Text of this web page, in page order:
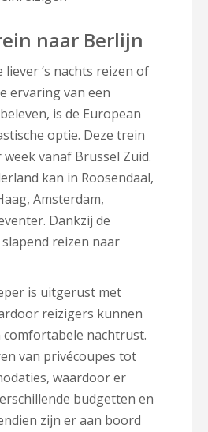
naar Berlijn
‘s nachts reizen of
ervaring van een
is de European
optie. Deze trein
vanaf Brussel Zuid.
kan in Roosendaal,
Amsterdam,
Dankzij de
reizen naar
is uitgerust met
reizigers kunnen
comfortabele nachtrust.
van privécoupes tot
waardoor er
budgetten en
zijn er aan boord